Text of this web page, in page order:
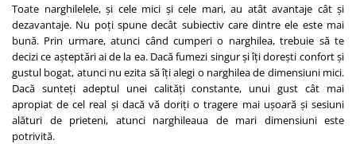
Toate narghilelele, și cele mici și cele mari, au atât avantaje cât și
dezavantaje. Nu poți spune decât subiectiv care dintre ele este mai
bună. Prin urmare, atunci când cumperi o narghilea, trebuie să te
decizi ce așteptări ai de la ea. Dacă fumezi singur și îți dorești confort și
gustul bogat, atunci nu ezita să îți alegi o narghilea de dimensiuni mici.
Dacă sunteți adeptul unei calități constante, unui gust cât mai
apropiat de cel real și dacă vă doriți o tragere mai ușoară și sesiuni
alături de prieteni, atunci narghileaua de mari dimensiuni este
potrivită.